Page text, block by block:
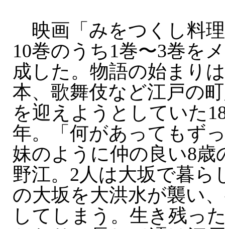
映画「みをつくし料
10巻のうち1巻〜3巻を
成した。物語の始まり
本、歌舞伎など江戸の
を迎えようとしていた
年。「何があってもず
妹のように仲の良い8歳
野江。2人は大坂で暮ら
の大坂を大洪水が襲い
してしまう。生き残っ